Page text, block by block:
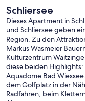
Schliersee
Dieses Apartment in
und Schliersee geben
Region. Zu den
Markus Wasmeier
Kulturzentrum
diese beiden
Aquadome Bad
dem Golfplatz in der
Radfahren, beim